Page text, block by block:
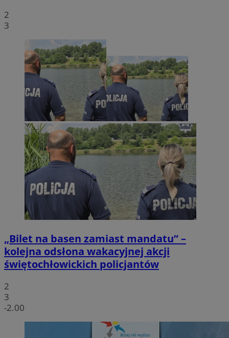
2
3
„Bilet na basen zamiast mandatu” –
kolejna odsłona wakacyjnej akcji
świętochłowickich policjantów
2
3
-2.00